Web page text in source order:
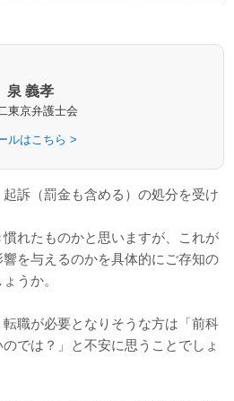
義孝
東京弁護士会
ルはこちら >
訴（罰金も含める）の処分を受け
慣れたものかと思いますが、これが
を与えるのかを具体的にご存知の
うか。
職が必要となりそうな方は「前科
では？」と不安に思うことでしょ